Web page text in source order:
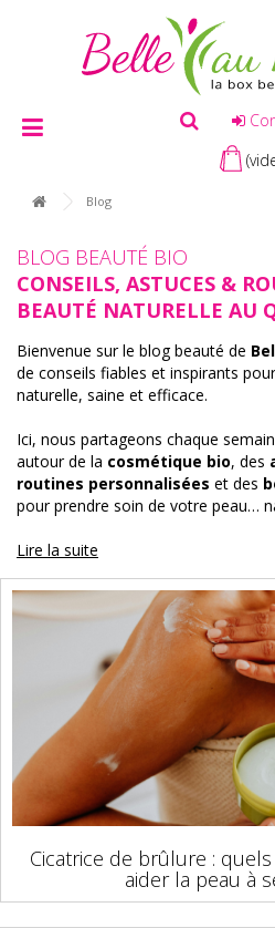
Blog
BLOG BEAUTÉ BIO
CONSEILS, ASTUCES &
BEAUTÉ NATURELLE AU
Bienvenue sur le blog beauté de
de conseils fiables et inspirants
naturelle, saine et efficace.
Ici, nous partageons chaque
autour de la cosmétique bio, des
routines personnalisées et des
pour prendre soin de votre peau…
Lire la suite
Cicatrice de brûlure :
aider la peau à